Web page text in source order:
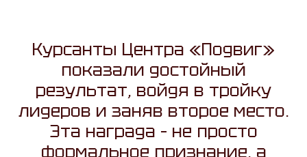
Курсанты Центра «Подвиг»
показали достойный
результат, войдя в тройку
лидеров и заняв второе место.
Эта награда – не просто
формальное признание, а